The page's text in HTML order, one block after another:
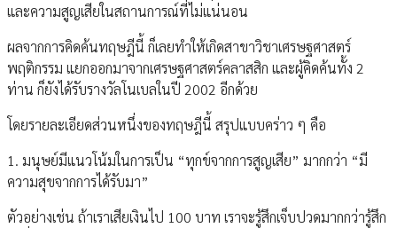
และความสูญเสียในสถานการณ์ที่ไม่แน่นอน
ผลจากการคิดค้นทฤษฎีนี้ ก็เลยทำให้เกิดสาขาวิชาเศรษฐศาสตร์
พฤติกรรม แยกออกมาจากเศรษฐศาสตร์คลาสสิก และผู้คิดค้นทั้ง 2
ท่าน ก็ยังได้รับรางวัลโนเบลในปี 2002 อีกด้วย
โดยรายละเอียดส่วนหนึ่งของทฤษฎีนี้ สรุปแบบคร่าว ๆ คือ
1. มนุษย์มีแนวโน้มในการเป็น “ทุกข์จากการสูญเสีย” มากกว่า “มี
ความสุขจากการได้รับมา”
ตัวอย่างเช่น ถ้าเราเสียเงินไป 100 บาท เราจะรู้สึกเจ็บปวดมากกว่ารู้สึก